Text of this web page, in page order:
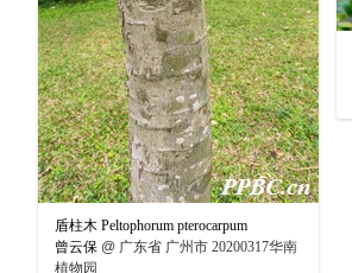
盾柱木 Peltophorum pterocarpum
曾云保 @ 广东省 广州市 20200317华南
植物园